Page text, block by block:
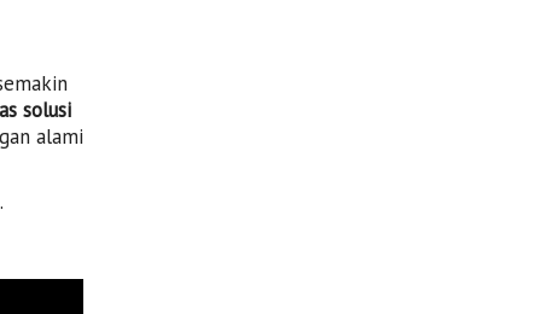
solusi
alami